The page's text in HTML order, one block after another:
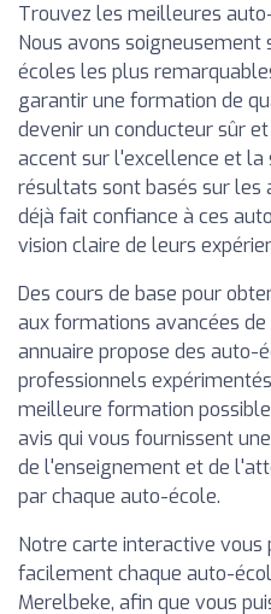
Trouvez les meilleures
Nous avons
écoles les plus
garantir une formation de
devenir un conducteur sûr
accent sur l'excellence et la
résultats sont basés sur les
déjà fait confiance à ces
vision claire de leurs
Des cours de base pour
aux formations avancées
annuaire propose des auto-
professionnels
meilleure formation
avis qui vous fournissent
de l'enseignement et de
par chaque auto-école.
Notre carte interactive
facilement chaque auto-
Merelbeke, afin que vous